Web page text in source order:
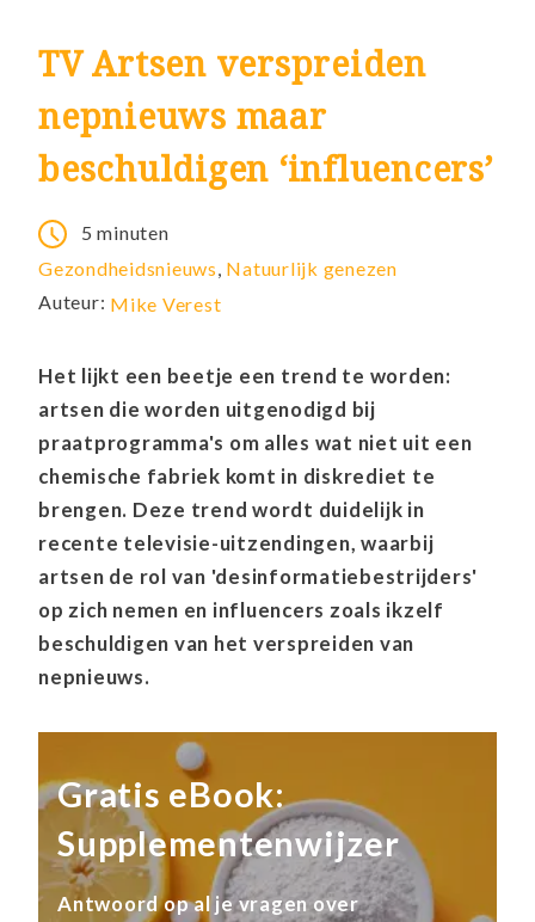
TV Artsen verspreiden
nepnieuws maar
beschuldigen ‘influencers’
5 minuten
Gezondheidsnieuws, Natuurlijk genezen
Auteur: Mike Verest
Het lijkt een beetje een trend te worden:
artsen die worden uitgenodigd bij
praatprogramma's om alles wat niet uit een
chemische fabriek komt in diskrediet te
brengen. Deze trend wordt duidelijk in
recente televisie-uitzendingen, waarbij
artsen de rol van 'desinformatiebestrijders'
op zich nemen en influencers zoals ikzelf
beschuldigen van het verspreiden van
nepnieuws.
Gratis eBook:
Supplementenwijzer
Antwoord op al je vragen over